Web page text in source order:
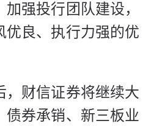
强投行团队建设，
优良、执行力强的优
，财信证券将继续大
债券承销、新三板业